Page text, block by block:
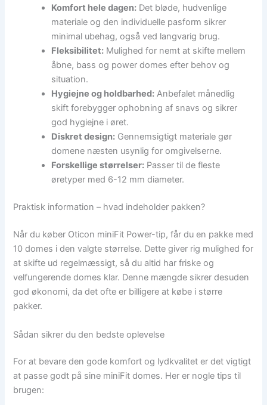
Komfort hele dagen: Det bløde, hudvenlige
materiale og den individuelle pasform sikrer
minimal ubehag, også ved langvarig brug.
Fleksibilitet: Mulighed for nemt at skifte mellem
åbne, bass og power domes efter behov og
situation.
Hygiejne og holdbarhed: Anbefalet månedlig
skift forebygger ophobning af snavs og sikrer
god hygiejne i øret.
Diskret design: Gennemsigtigt materiale gør
domene næsten usynlig for omgivelserne.
Forskellige størrelser: Passer til de fleste
øretyper med 6-12 mm diameter.
Praktisk information – hvad indeholder pakken?
Når du køber Oticon miniFit Power-tip, får du en pakke med
10 domes i den valgte størrelse. Dette giver rig mulighed for
at skifte ud regelmæssigt, så du altid har friske og
velfungerende domes klar. Denne mængde sikrer desuden
god økonomi, da det ofte er billigere at købe i større
pakker.
Sådan sikrer du den bedste oplevelse
For at bevare den gode komfort og lydkvalitet er det vigtigt
at passe godt på sine miniFit domes. Her er nogle tips til
brugen: